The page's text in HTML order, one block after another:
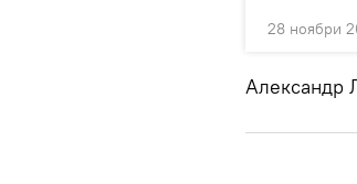
28 ноябри
Александр